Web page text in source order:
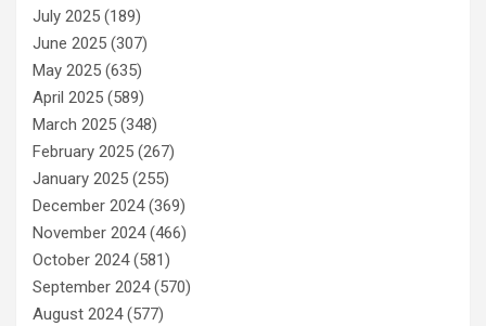
July 2025 (189)
June 2025 (307)
May 2025 (635)
April 2025 (589)
March 2025 (348)
February 2025 (267)
January 2025 (255)
December 2024(369)
November 2024(466)
October 2024(581)
September 2024(570)
August 2024(577)